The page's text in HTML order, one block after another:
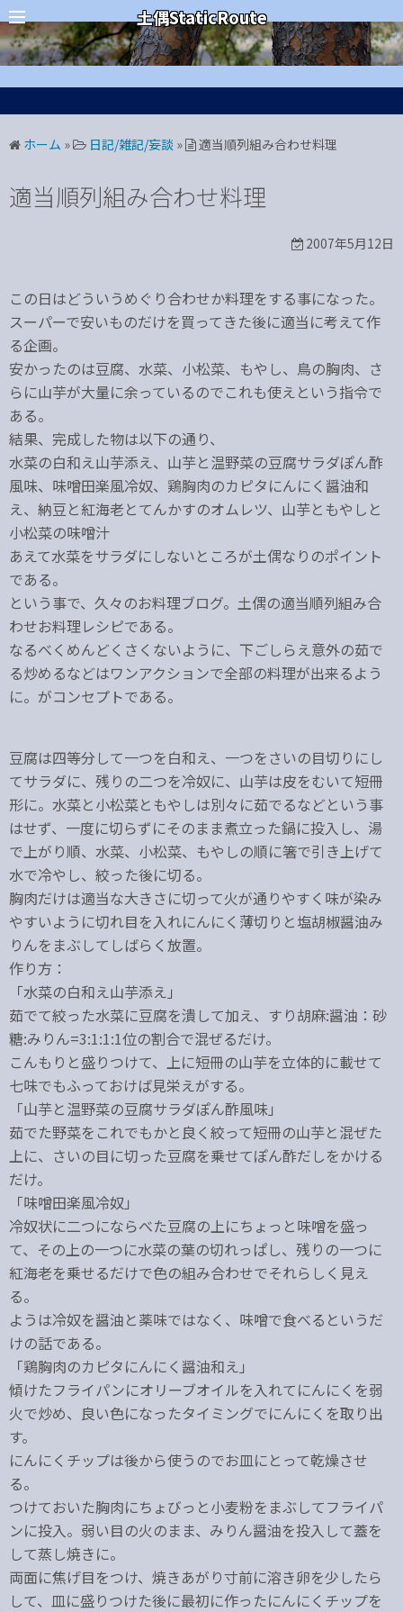
コ
ン
テ
ン
ス
ッ
土偶StaticRoute
カテゴリー
ホーム » 日記/雑記/妄談 » 適当順列組み合わせ料理
適当順列組み合わせ料理
2007年5月12日
この日はどういうめぐり合わせか料理をする事になった。
スーパーで安いものだけを買ってきた後に適当に考えて作
る企画。
安かったのは豆腐、水菜、小松菜、もやし、鳥の胸肉、さ
らに山芋が大量に余っているのでこれも使えという指令で
ある。
結果、完成した物は以下の通り、
水菜の白和え山芋添え、山芋と温野菜の豆腐サラダぽん酢
風味、味噌田楽風冷奴、鶏胸肉のカピタにんにく醤油和
え、納豆と紅海老とてんかすのオムレツ、山芋ともやしと
小松菜の味噌汁
あえて水菜をサラダにしないところが土偶なりのポイント
である。
という事で、久々のお料理ブログ。土偶の適当順列組み合
わせお料理レシピである。
なるべくめんどくさくないように、下ごしらえ意外の茹で
る炒めるなどはワンアクションで全部の料理が出来るよう
に。がコンセプトである。
豆腐は四等分して一つを白和え、一つをさいの目切りにし
てサラダに、残りの二つを冷奴に、山芋は皮をむいて短冊
形に。水菜と小松菜ともやしは別々に茹でるなどという事
はせず、一度に切らずにそのまま煮立った鍋に投入し、湯
で上がり順、水菜、小松菜、もやしの順に箸で引き上げて
水で冷やし、絞った後に切る。
胸肉だけは適当な大きさに切って火が通りやすく味が染み
やすいように切れ目を入れにんにく薄切りと塩胡椒醤油み
りんをまぶしてしばらく放置。
作り方：
「水菜の白和え山芋添え」
茹でて絞った水菜に豆腐を潰して加え、すり胡麻:醤油：砂
糖:みりん=3:1:1:1位の割合で混ぜるだけ。
こんもりと盛りつけて、上に短冊の山芋を立体的に載せて
七味でもふっておけば見栄えがする。
「山芋と温野菜の豆腐サラダぽん酢風味」
茹でた野菜をこれでもかと良く絞って短冊の山芋と混ぜた
上に、さいの目に切った豆腐を乗せてぽん酢だしをかける
だけ。
「味噌田楽風冷奴」
冷奴状に二つにならべた豆腐の上にちょっと味噌を盛っ
て、その上の一つに水菜の葉の切れっぱし、残りの一つに
紅海老を乗せるだけで色の組み合わせでそれらしく見え
る。
ようは冷奴を醤油と薬味ではなく、味噌で食べるというだ
けの話である。
「鶏胸肉のカピタにんにく醤油和え」
傾けたフライパンにオリーブオイルを入れてにんにくを弱
火で炒め、良い色になったタイミングでにんにくを取り出
す。
にんにくチップは後から使うのでお皿にとって乾燥させ
る。
つけておいた胸肉にちょびっと小麦粉をまぶしてフライパ
ンに投入。弱い目の火のまま、みりん醤油を投入して蓋を
して蒸し焼きに。
両面に焦げ目をつけ、焼きあがり寸前に溶き卵を少したら
して、皿に盛りつけた後に最初に作ったにんにくチップを